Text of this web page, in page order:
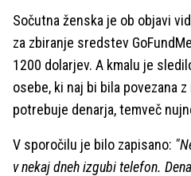
Sočutna ženska je ob objavi
za zbiranje sredstev
1200 dolarjev. A kmalu je
osebe, ki naj bi bila povezana
potrebuje denarja, temveč
V sporočilu je bilo zapisano:
v nekaj dneh izgubi telefon.